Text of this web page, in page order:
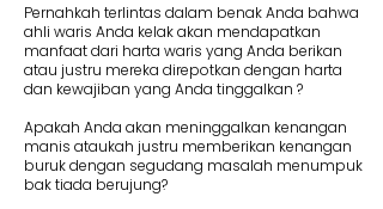
Pernahkah terlintas dalam benak Anda bahwa
ahli waris Anda kelak akan mendapatkan
manfaat dari harta waris yang Anda berikan
atau justru mereka direpotkan dengan harta
dan kewajiban yang Anda tinggalkan ?
Apakah Anda akan meninggalkan kenangan
manis ataukah justru memberikan kenangan
buruk dengan segudang masalah menumpuk
bak tiada berujung?